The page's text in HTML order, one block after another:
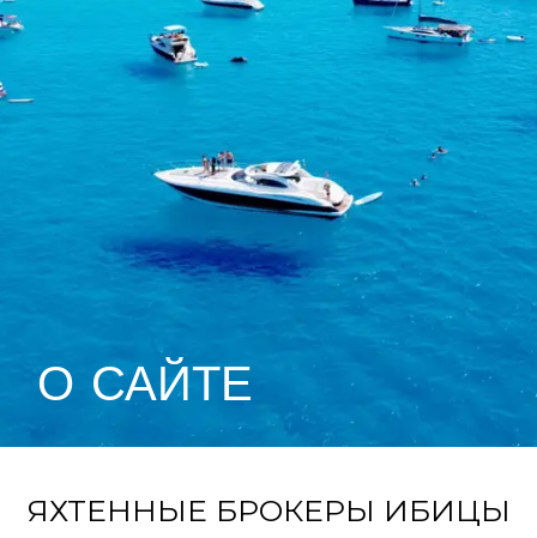
О САЙТЕ
ЯХТЕННЫЕ БРОКЕРЫ ИБИЦЫ